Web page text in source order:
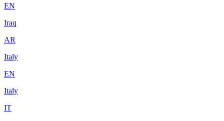
EN
Iraq
AR
Italy
EN
Italy
IT